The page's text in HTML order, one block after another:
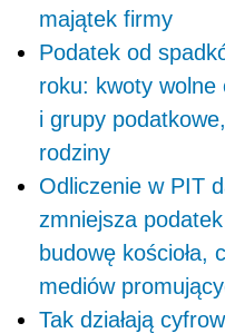
majątek firmy
Podatek od
roku: kwoty
i grupy
rodziny
Odliczenie w PIT
zmniejsza
budowę kościoła,
mediów
Tak działają